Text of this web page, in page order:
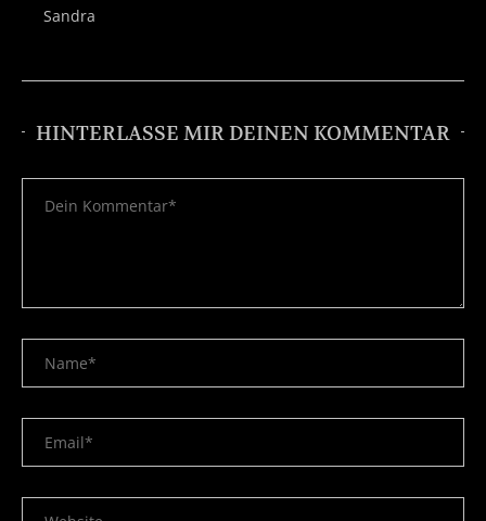
Sandra
HINTERLASSE MIR DEINEN KOMMENTAR